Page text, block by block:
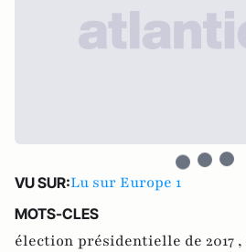
VU SUR:Lu sur Europe 1
MOTS-CLES
élection présidentielle de 2017 ,